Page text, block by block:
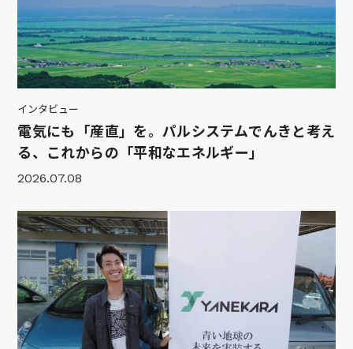
インタビュー
電気にも「産直」を。パルシステムでんきと考え
る、これからの「平和なエネルギー」
2026.07.08